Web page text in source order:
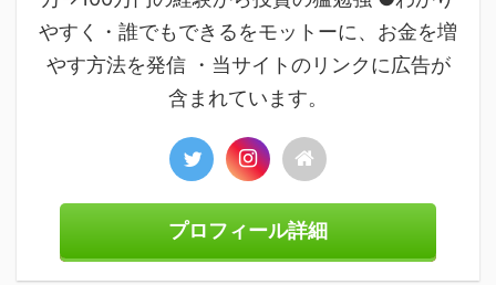
やすく・誰でもできるをモットーに、お金を増
やす方法を発信 ・当サイトのリンクに広告が
含まれています。
プロフィール詳細